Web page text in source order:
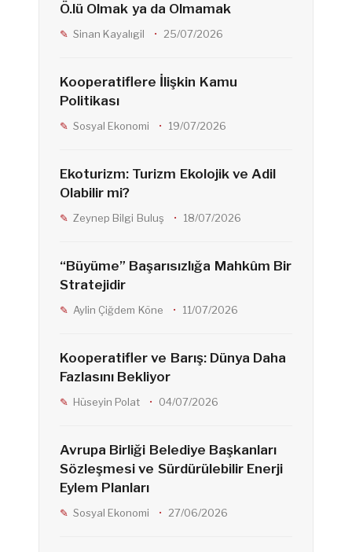
k
m
Ö.lü Olmak ya da Olmamak
Sinan Kayalıgil 25/07/2026
Kooperatiflere İlişkin Kamu
Politikası
Sosyal Ekonomi 19/07/2026
Ekoturizm: Turizm Ekolojik ve Adil
Olabilir mi?
Zeynep Bilgi Buluş 18/07/2026
“Büyüme” Başarısızlığa Mahkûm Bir
Stratejidir
Aylin Çiğdem Köne 11/07/2026
Kooperatifler ve Barış: Dünya Daha
Fazlasını Bekliyor
Hüseyin Polat 04/07/2026
Avrupa Birliği Belediye Başkanları
Sözleşmesi ve Sürdürülebilir Enerji
Eylem Planları
Sosyal Ekonomi 27/06/2026